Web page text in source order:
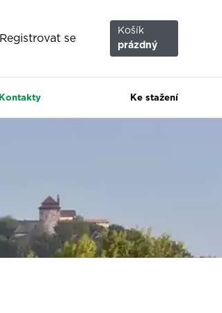
Registrovat se
Košík
prázdný
Kontakty(current) Ke stažení